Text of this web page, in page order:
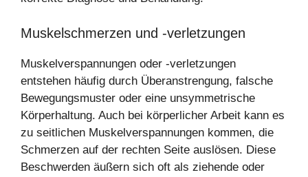
Muskelschmerzen und -verletzungen
Muskelverspannungen oder -verletzungen
entstehen häufig durch Überanstrengung, falsche
Bewegungsmuster oder eine unsymmetrische
Körperhaltung. Auch bei körperlicher Arbeit kann es
zu seitlichen Muskelverspannungen kommen, die
Schmerzen auf der rechten Seite auslösen. Diese
Beschwerden äußern sich oft als ziehende oder